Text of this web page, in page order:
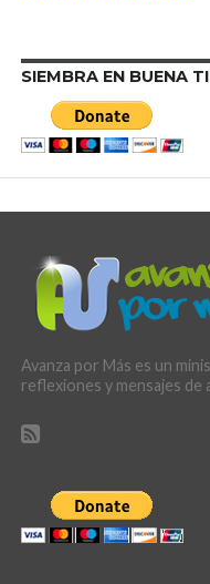
SIEMBRA EN BUENA
Avanza por Más es un
reflexiones y mensajes de